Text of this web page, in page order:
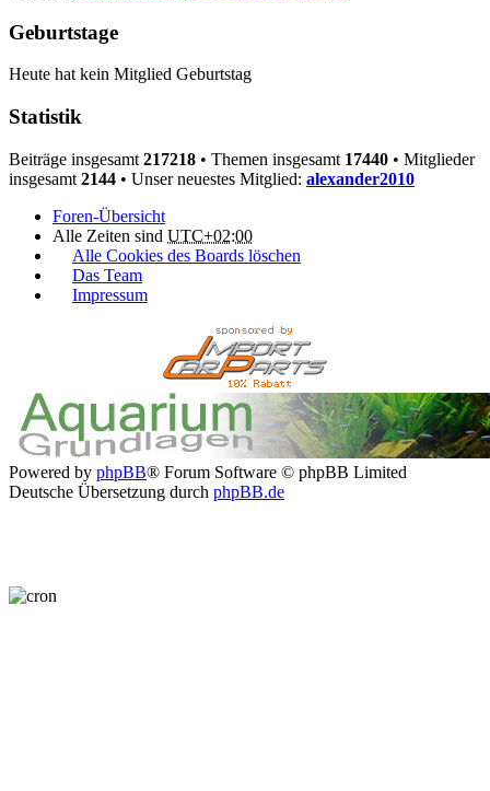
Geburtstage
Heute hat kein Mitglied Geburtstag
Statistik
Beiträge insgesamt 217218 • Themen insgesamt 17440 • Mitglieder
insgesamt 2144 • Unser neuestes Mitglied: alexander2010
Foren-Übersicht
Alle Zeiten sind UTC+02:00
Alle Cookies des Boards löschen
Das Team
Impressum
Powered by phpBB® Forum Software © phpBB Limited
Deutsche Übersetzung durch phpBB.de